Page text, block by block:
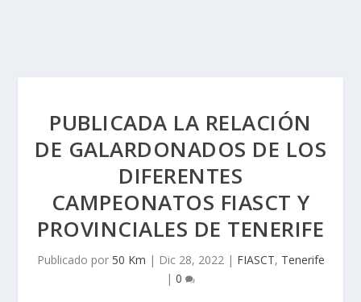
PUBLICADA LA RELACIÓN
DE GALARDONADOS DE LOS
DIFERENTES
CAMPEONATOS FIASCT Y
PROVINCIALES DE TENERIFE
Publicado por 50 Km | Dic 28, 2022| FIASCT, Tenerife
| 0